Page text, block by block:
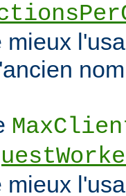
mieux
mieux